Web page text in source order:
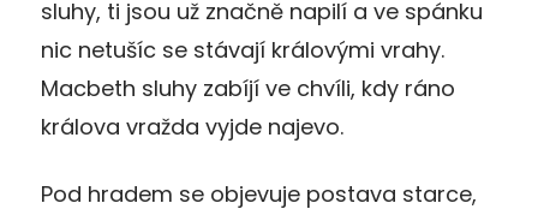
sluhy, ti jsou už značně napilí a ve spánku
nic netušíc se stávají královými vrahy.
Macbeth sluhy zabíjí ve chvíli, kdy ráno
králova vražda vyjde najevo.
Pod hradem se objevuje postava starce,